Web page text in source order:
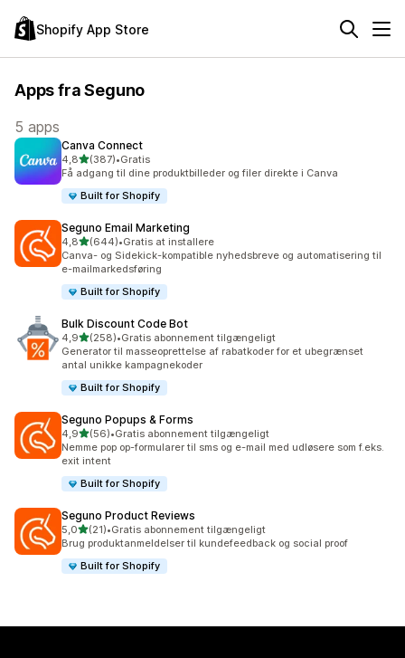
Shopify App Store
Apps fra Seguno
5 apps
Canva Connect
4,8ud af 5 stjerner
(387)
387 anmeldelser i alt
•Gratis
Få adgang til dine produktbilleder og filer direkte i Canva
Built for Shopify
Seguno Email Marketing
4,8ud af 5 stjerner
(644)
644 anmeldelser i alt
•Gratis at installere
Canva- og Sidekick-kompatible nyhedsbreve og automatisering til
e-mailmarkedsføring
Built for Shopify
Bulk Discount Code Bot
4,9ud af 5 stjerner
(258)
258 anmeldelser i alt
•Gratis abonnement tilgængeligt
Generator til masseoprettelse af rabatkoder for et ubegrænset
antal unikke kampagnekoder
Built for Shopify
Seguno Popups & Forms
4,9ud af 5 stjerner
(56)
56 anmeldelser i alt
•Gratis abonnement tilgængeligt
Nemme pop op-formularer til sms og e-mail med udløsere som f.eks.
exit intent
Built for Shopify
Seguno Product Reviews
5,0ud af 5 stjerner
(21)
21 anmeldelser i alt
•Gratis abonnement tilgængeligt
Brug produktanmeldelser til kundefeedback og social proof
Built for Shopify